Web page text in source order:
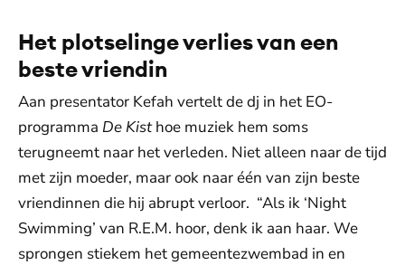
Het plotselinge verlies van een
beste vriendin
Aan presentator Kefah vertelt de dj in het EO-
programma De Kisthoe muziek hem soms
terugneemt naar het verleden. Niet alleen naar de tijd
met zijn moeder, maar ook naar één van zijn beste
vriendinnen die hij abrupt verloor. “Als ik ‘Night
Swimming’ van R.E.M. hoor, denk ik aan haar. We
sprongen stiekem het gemeentezwembad in en